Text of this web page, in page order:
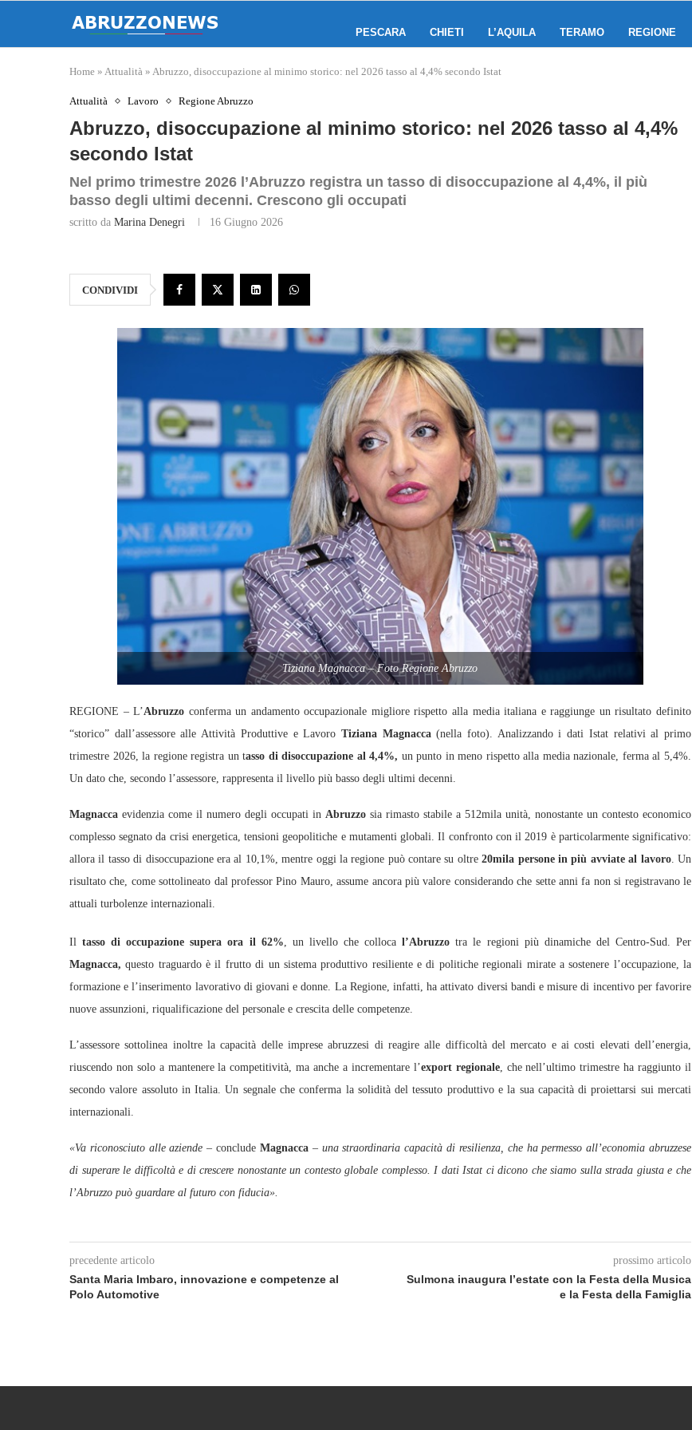
PESCARA CHIETI L’AQUILA TERAMO REGIONE
Home » Attualità » Abruzzo, disoccupazione al minimo storico: nel 2026 tasso al 4,4% secondo Istat
Attualità Lavoro Regione Abruzzo
Abruzzo, disoccupazione al minimo storico: nel 2026 tasso al 4,4%
secondo Istat
Nel primo trimestre 2026 l’Abruzzo registra un tasso di disoccupazione al 4,4%, il più
basso degli ultimi decenni. Crescono gli occupati
scritto da Marina Denegri 16 Giugno 2026
CONDIVIDI
Tiziana Magnacca – Foto Regione Abruzzo
REGIONE – L’Abruzzo conferma un andamento occupazionale migliore rispetto alla media italiana e raggiunge un risultato definito
“storico” dall’assessore alle Attività Produttive e Lavoro Tiziana Magnacca(nella foto). Analizzando i dati Istat relativi al primo
trimestre 2026, la regione registra un tasso di disoccupazione al 4,4%, un punto in meno rispetto alla media nazionale, ferma al 5,4%.
Un dato che, secondo l’assessore, rappresenta il livello più basso degli ultimi decenni.
Magnacca evidenzia come il numero degli occupati in Abruzzo sia rimasto stabile a 512mila unità, nonostante un contesto economico
complesso segnato da crisi energetica, tensioni geopolitiche e mutamenti globali. Il confronto con il 2019 è particolarmente significativo:
allora il tasso di disoccupazione era al 10,1%, mentre oggi la regione può contare su oltre20mila persone in più avviate al lavoro. Un
risultato che, come sottolineato dal professor Pino Mauro, assume ancora più valore considerando che sette anni fa non si registravano le
attuali turbolenze internazionali.
Il tasso di occupazione supera ora il 62% , un livello che collocal’Abruzzo tra le regioni più dinamiche del Centro-Sud. Per
Magnacca, questo traguardo è il frutto di un sistema produttivo resiliente e di politiche regionali mirate a sostenere l’occupazione, la
formazione e l’inserimento lavorativo di giovani e donne. La Regione, infatti, ha attivato diversi bandi e misure di incentivo per favorire
nuove assunzioni, riqualificazione del personale e crescita delle competenze.
L’assessore sottolinea inoltre la capacità delle imprese abruzzesi di reagire alle difficoltà del mercato e ai costi elevati dell’energia,
riuscendo non solo a mantenere la competitività, ma anche a incrementare l’export regionale, che nell’ultimo trimestre ha raggiunto il
secondo valore assoluto in Italia. Un segnale che conferma la solidità del tessuto produttivo e la sua capacità di proiettarsi sui mercati
internazionali.
«Va riconosciuto alle aziende – conclude Magnacca– una straordinaria capacità di resilienza, che ha permesso all’economia abruzzese
di superare le difficoltà e di crescere nonostante un contesto globale complesso. I dati Istat ci dicono che siamo sulla strada giusta e che
l’Abruzzo può guardare al futuro con fiducia».
precedente articolo
Santa Maria Imbaro, innovazione e competenze al
Polo Automotive
prossimo articolo
Sulmona inaugura l’estate con la Festa della Musica
e la Festa della Famiglia